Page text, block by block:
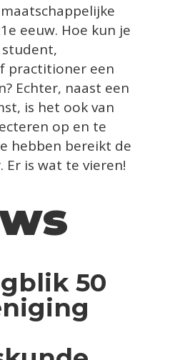
eeuw. Hoe kun je
practitioner een
Echter, naast een
is het ook van
op en te
hebben bereikt de
Er is wat te vieren!
50